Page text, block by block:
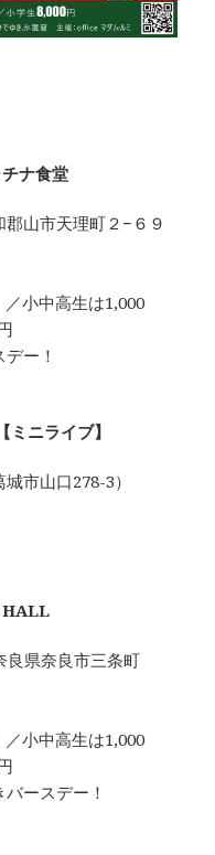
チナ食堂
山市天理町２−６９
小中高生は1,000
ー！
ニライブ】
市山口278-3）
HALL
良県奈良市三条町
小中高生は1,000
ースデー！